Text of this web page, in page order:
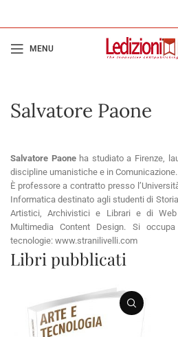
MENU
Salvatore Paone
Salvatore Paoneha studiato a Firenze,
discipline umanistiche e in Comunicazione.
È professore a contratto presso
Informatica destinato agli studenti di
Artistici, Archivistici e Librari e di
Multimedia Content Design. Si
tecnologie: www.stranilivelli.com
Libri pubblicati